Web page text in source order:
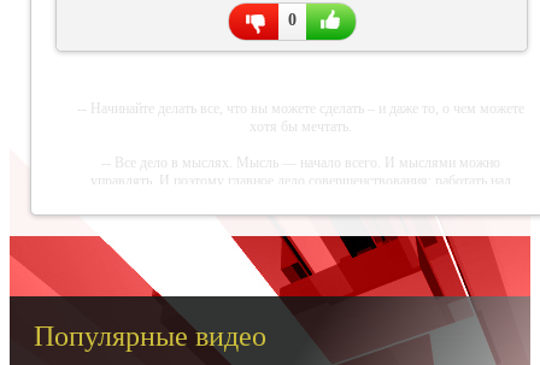
0
-- Начинайте делать все, что вы можете сделать – и даже то, о чем можете
хотя бы мечтать.
-- Все дело в мыслях. Мысль — начало всего. И мыслями можно
управлять. И поэтому главное дело совершенствования: работать над
-- Идите уверенно по направлению к мечте. Живите той жизнью, которую
вы сами себе придумали.
-- Самое большое богатство — это ум. Самая большая нищета — глупость.
Из всех страхов самый пугающий — самолюбование.
-- Лучшее, что можно сделать с хорошим советом, это пропустить его мимо
ушей. Он никогда не бывает полезен никому, кроме того, кто его дал.
Популярные видео